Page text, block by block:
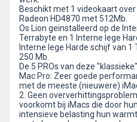
Beschikt met 1 videokaart
Radeon HD4870 met 512Mb.
Os Lion geinstalleerd op de
Terrabyte en 1 Interne lege
Interne lege Harde schijf van 1
250 Mb.
De 5 PROs van deze "klassieke"
Mac Pro: Zeer goede
met de meeste (nieuwere)
2. Geen
voorkomt bij iMacs die door
intensieve belasting hun